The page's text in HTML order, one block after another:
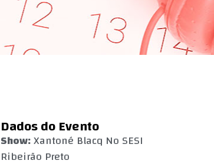
Dados do Evento
Show:Xantoné Blacq No SESI
Ribeirão Preto